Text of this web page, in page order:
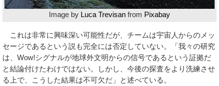
Image by Luca Trevisan from Pixabay
これは非常に興味深い可能性だが、チームは宇宙人からのメッ
セージであるという説も完全には否定していない。「我々の研究
は、Wow!シグナルが地球外文明からの信号であるという証拠だ
と結論付けたわけではない。しかし、今後の探査をより洗練させ
る上で、こうした結果は不可欠だ」と述べている。